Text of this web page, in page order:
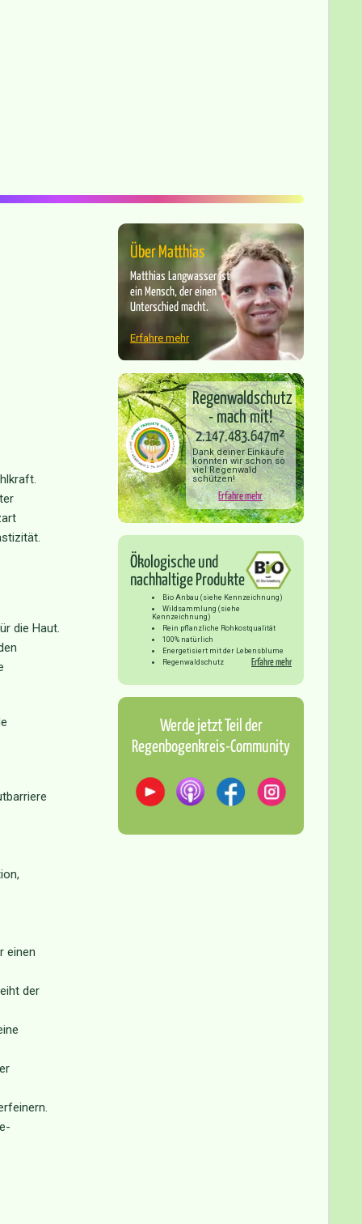
die Haut.
einen
der
Über Matthias
Matthias Langwasser ist
ein Mensch, der einen
Unterschied macht.
Erfahre mehr
Regenwaldschutz
- mach mit!
2.147.483.647m²
Dank deiner Einkäufe
konnten wir schon so
viel Regenwald
schützen!
Erfahre mehr
Ökologische und
nachhaltige Produkte
Bio Anbau (siehe Kennzeichnung)
Wildsammlung (siehe
Kennzeichnung)
Rein pflanzliche Rohkostqualität
100% natürlich
Energetisiert mit der Lebensblume
Regenwaldschutz
Erfahre mehr
Werde jetzt Teil der
Regenbogenkreis-Community